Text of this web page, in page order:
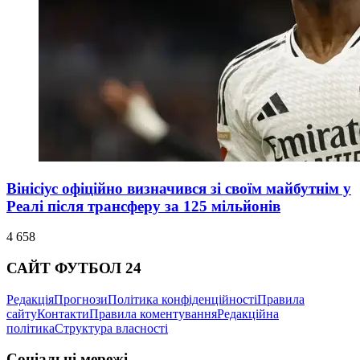
Вінісіус офіційно визначився зі своїм майбутнім у
Реалі після трансферу за 125 мільйонів
4 658
САЙТ ФУТБОЛ 24
РедакціяПрогнозиПолітика конфіденційностіПравила
сайтуКонтактиПравила коментуванняРедакційна
політикаСтруктура власності